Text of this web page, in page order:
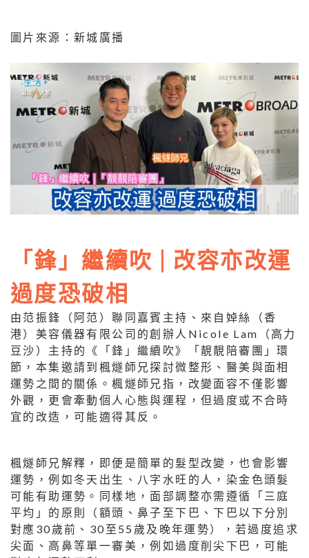
圖片來源：新城廣播
「鋒」繼續吹 | 改容亦改運
過度恐破相
由范振鋒（阿范）聯同嘉賓主持、來自婥絲（香
港）美容儀器有限公司的創辦人Nicole Lam（高力
豆沙）主持的《「鋒」繼續吹》「靚靚陪審團」環
節，本集邀請到楓燧師兄探討微整形、醫美與面相
運勢之間的關係。楓燧師兄指，改變面容不僅影響
外觀，更會牽動個人心態與運程，但過度或不合時
宜的改造，可能適得其反。
楓燧師兄解釋，即便是簡單的髮型改變，也會影響
運勢，例如冬天出生、八字水旺的人，染金色頭髮
可能有助運勢。同樣地，面部調整亦需遵循「三庭
平均」的原則（額頭、鼻子至下巴、下巴以下分別
對應30歲前、30至55歲及晚年運勢），若過度追求
尖面、高鼻等單一審美，例如過度削尖下巴，可能